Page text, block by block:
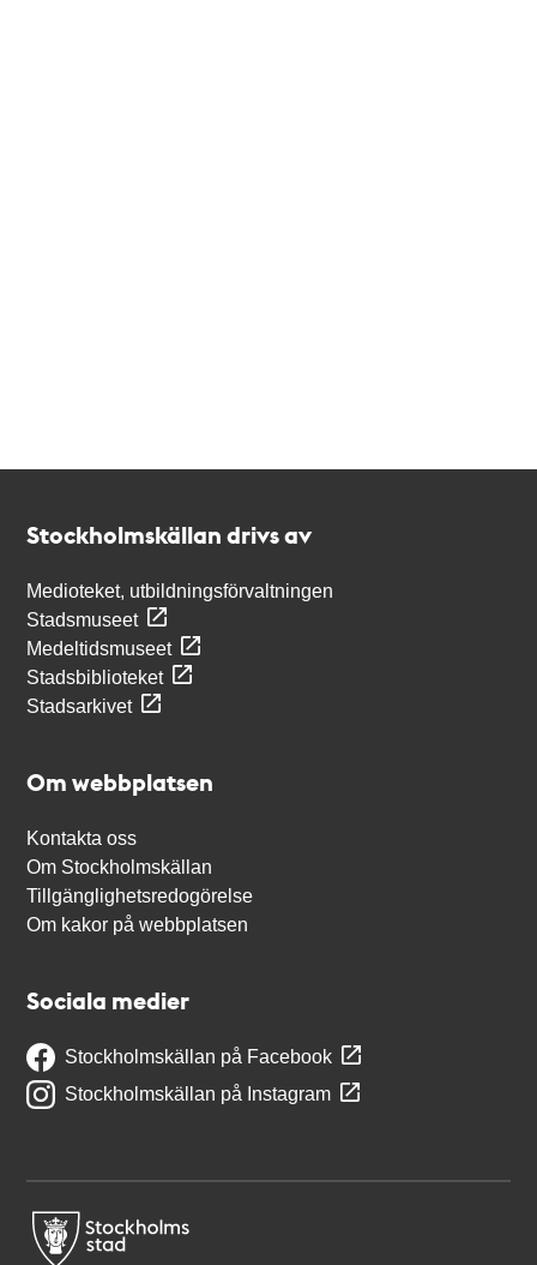
Stockholmskällan drivs av
Medioteket, utbildningsförvaltningen
Stadsmuseet
Medeltidsmuseet
Stadsbiblioteket
Stadsarkivet
Om webbplatsen
Kontakta oss
Om Stockholmskällan
Tillgänglighetsredogörelse
Om kakor på webbplatsen
Sociala medier
Stockholmskällan på Facebook
Stockholmskällan på Instagram